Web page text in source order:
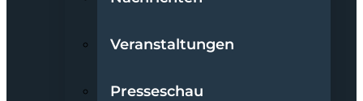
Veranstaltungen
Presseschau